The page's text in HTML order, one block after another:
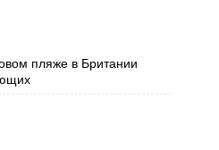
пляже в Британии